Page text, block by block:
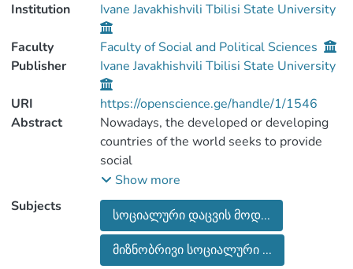
Institution
Ivane Javakhishvili Tbilisi State University
Faculty
Faculty of Social and Political Sciences
Publisher
Ivane Javakhishvili Tbilisi State University
URI
https://openscience.ge/handle/1/1546
Abstract
Nowadays, the developed or developing
countries of the world seeks to provide
social
security for which they financed various
programs or projects. Research which is
named
“Factors determining dependence of
employable beneficiaries on targeted
Show more
Subjects
სოციალური დაცვის მოდ...
მიზნობრივი სოციალური ...